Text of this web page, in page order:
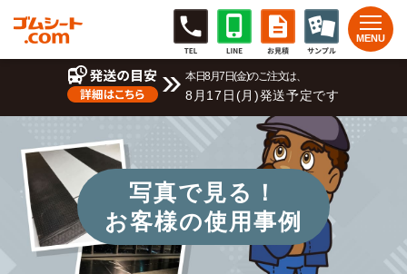
本日8月7日(金)のご注文は、
8月17日(月)発送予定です
写真で見る！
お客様の使用事例